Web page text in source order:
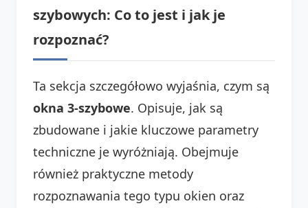
szybowych: Co to jest i jak je
rozpoznać?
Ta sekcja szczegółowo wyjaśnia, czym są
okna 3-szybowe. Opisuje, jak są
zbudowane i jakie kluczowe parametry
techniczne je wyróżniają. Obejmuje
również praktyczne metody
rozpoznawania tego typu okien oraz